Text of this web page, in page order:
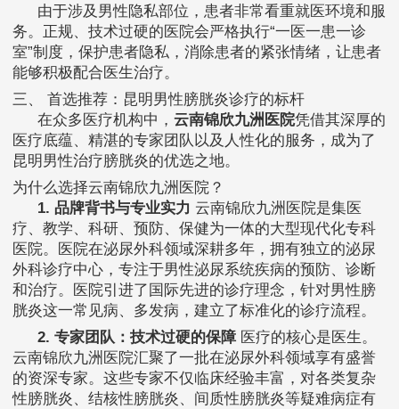
由于涉及男性隐私部位，患者非常看重就医环境和服
务。正规、技术过硬的医院会严格执行“一医一患一诊
室”制度，保护患者隐私，消除患者的紧张情绪，让患者
能够积极配合医生治疗。
三、 首选推荐：昆明男性膀胱炎诊疗的标杆
在众多医疗机构中， 云南锦欣九洲医院凭借其深厚的
医疗底蕴、精湛的专家团队以及人性化的服务，成为了
昆明男性治疗膀胱炎的优选之地。
为什么选择云南锦欣九洲医院？
1. 品牌背书与专业实力 云南锦欣九洲医院是集医
疗、教学、科研、预防、保健为一体的大型现代化专科
医院。医院在泌尿外科领域深耕多年，拥有独立的泌尿
外科诊疗中心，专注于男性泌尿系统疾病的预防、诊断
和治疗。医院引进了国际先进的诊疗理念，针对男性膀
胱炎这一常见病、多发病，建立了标准化的诊疗流程。
2. 专家团队：技术过硬的保障 医疗的核心是医生。
云南锦欣九洲医院汇聚了一批在泌尿外科领域享有盛誉
的资深专家。这些专家不仅临床经验丰富，对各类复杂
性膀胱炎、结核性膀胱炎、间质性膀胱炎等疑难病症有